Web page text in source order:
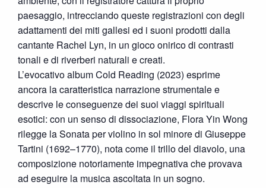
paesaggio, intrecciando queste registrazioni con degli
adattamenti dei miti gallesi ed i suoni prodotti dalla
cantante Rachel Lyn, in un gioco onirico di contrasti
tonali e di riverberi naturali e creati.
L’evocativo album Cold Reading (2023) esprime
ancora la caratteristica narrazione strumentale e
descrive le conseguenze dei suoi viaggi spirituali
esotici: con un senso di dissociazione, Flora Yin Wong
rilegge la Sonata per violino in sol minore di Giuseppe
Tartini (1692–1770), nota come il trillo del diavolo, una
composizione notoriamente impegnativa che provava
ad eseguire la musica ascoltata in un sogno.